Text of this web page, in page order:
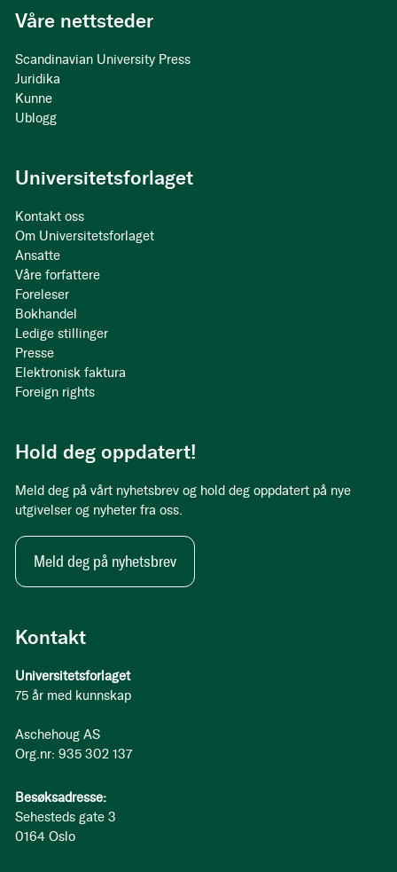
Kontakt
Universitetsforlaget
75 år med kunnskap
Aschehoug AS
Org.nr: 935 302 137
Besøksadresse:
Sehesteds gate 3
0164 Oslo
Våre nettsteder
Scandinavian University Press
Juridika
Kunne
Ublogg
Universitetsforlaget
Kontakt oss
Om Universitetsforlaget
Ansatte
Våre forfattere
Foreleser
Bokhandel
Ledige stillinger
Presse
Elektronisk faktura
Foreign rights
Hold deg oppdatert!
Meld deg på vårt nyhetsbrev og hold deg oppdatert på nye
utgivelser og nyheter fra oss.
Meld deg på nyhetsbrev